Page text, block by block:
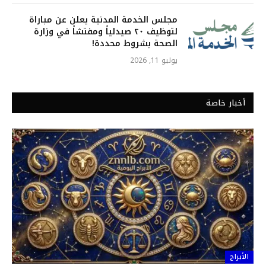
مجلس الخدمة المدنية يعلن عن مباراة
لتوظيف ٢٠ صيدلياً ومفتشاً في وزارة
الصحة بشروط محددة!
يوليو 11, 2026
أخبار خاصة
الأبراج